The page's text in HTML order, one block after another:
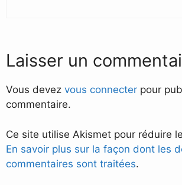
Laisser un
Vous devez vous connecter pour
commentaire.
Ce site utilise Akismet pour réduire
En savoir plus sur la façon dont les
commentaires sont traitées.